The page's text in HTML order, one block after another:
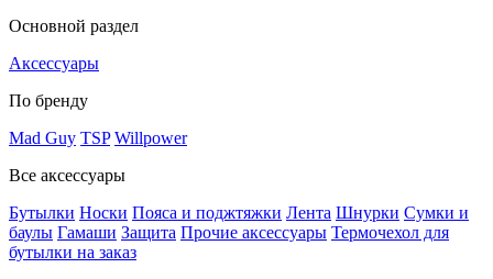
Основной раздел
Аксессуары
По бренду
Mad Guy TSP Willpower
Все аксессуары
Бутылки Носки Пояса и поджтяжки Лента Шнурки Сумки и
баулы Гамаши Защита Прочие аксессуары Термочехол для
бутылки на заказ